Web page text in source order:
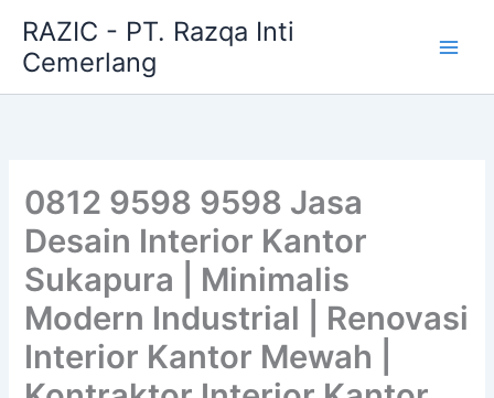
content
RAZIC - PT. Razqa Inti
Cemerlang
0812 9598 9598 Jasa
Desain Interior Kantor
Sukapura | Minimalis
Modern Industrial | Renovasi
Interior Kantor Mewah |